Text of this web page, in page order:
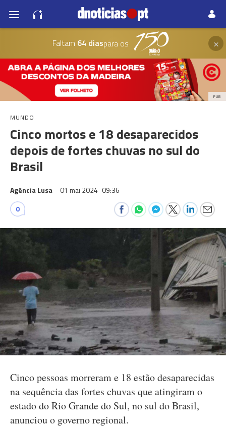
Faltam 64 diaspara os ×
PUB
MUNDO
Cinco mortos e 18 desaparecidos
depois de fortes chuvas no sul do
Brasil
Agência Lusa 01 mai 2024 09:36
0
Cinco pessoas morreram e 18 estão desaparecidas
na sequência das fortes chuvas que atingiram o
estado do Rio Grande do Sul, no sul do Brasil,
anunciou o governo regional.